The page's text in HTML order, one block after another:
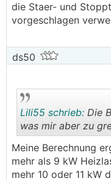
die Staer- und
vorgeschlagen
ds50
Lili55 schrieb: Die
was mir aber zu
Meine Berechnung
mehr als 9 kW
mehr 10 oder 11 kW